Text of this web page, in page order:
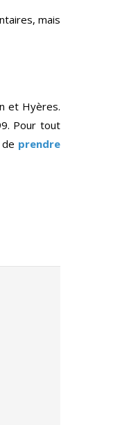
mais
et Hyères.
Pour tout
prendre